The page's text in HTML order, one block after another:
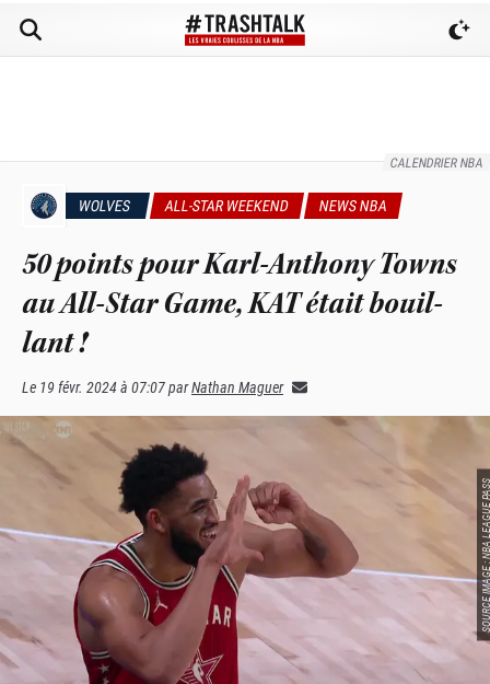
CALENDRIER NBA
WOLVES ALL-STAR WEEKEND NEWS NBA
50 points pour Karl-Anthony Towns
au All-Star Game, KAT était bouil-
lant !
Le 19 févr. 2024 à 07:07parNathan Maguer
SOURCE